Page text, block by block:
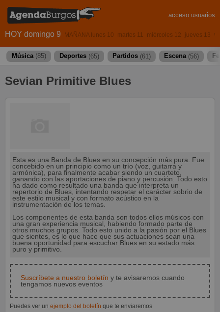
acceso usuarios
HOY domingo 9 MAÑANA lunes 10 martes 11 miércoles 12 jueves 13
Música (85) Deportes (65) Partidos (61) Escena (56)
Sevian Primitive Blues
Esta es una Banda de Blues en su concepción más pura. Fue
concebido en un principio como un trío (voz, guitarra y
armónica), para finalmente acabar siendo un cuarteto,
ganando con las aportaciones de piano y percusión. Todo esto
ha dado como resultado una banda que interpreta un
repertorio de Blues, intentando respetar el carácter sobrio de
este estilo musical y con formato acústico en la
instrumentación de los temas.
Los componentes de esta banda son todos ellos músicos con
una gran experiencia musical, habiendo formado parte de
otros muchos grupos. Todo esto unido a la pasión por el Blues
que sientes, es lo que hace que sus actuaciones sean una
buena oportunidad para escuchar Blues en su estado más
puro y primitivo.
Suscríbete a nuestro boletín y te avisaremos cuando
tengamos nuevos eventos
Puedes ver un ejemplo del boletín que te enviaremos